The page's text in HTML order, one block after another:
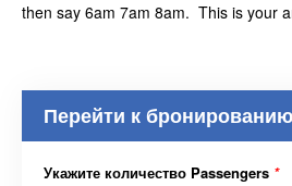
then say 6am 7am 8am. This is your
Перейти к бронированию
Укажите количество Passengers *